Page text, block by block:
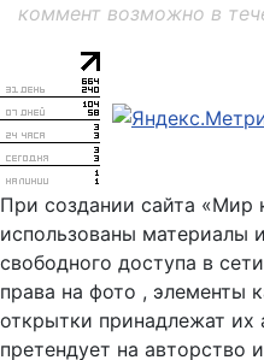
коммент возможно в
При создании сайта «Мир
использованы материалы
свободного доступа в
права на фото , элементы
открытки принадлежат их
претендует на авторство